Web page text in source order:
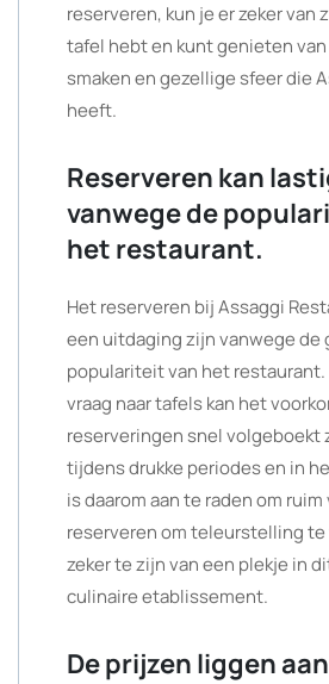
reserveren, kun je er zeker van
tafel hebt en kunt genieten
smaken en gezellige sfeer die
heeft.
Reserveren kan
vanwege de
het restaurant.
Het reserveren bij Assaggi
een uitdaging zijn vanwege de
populariteit van het restaurant.
vraag naar tafels kan het
reserveringen snel volgeboekt
tijdens drukke periodes en in
is daarom aan te raden om
reserveren om teleurstelling te
zeker te zijn van een plekje in
culinaire etablissement.
De prijzen liggen